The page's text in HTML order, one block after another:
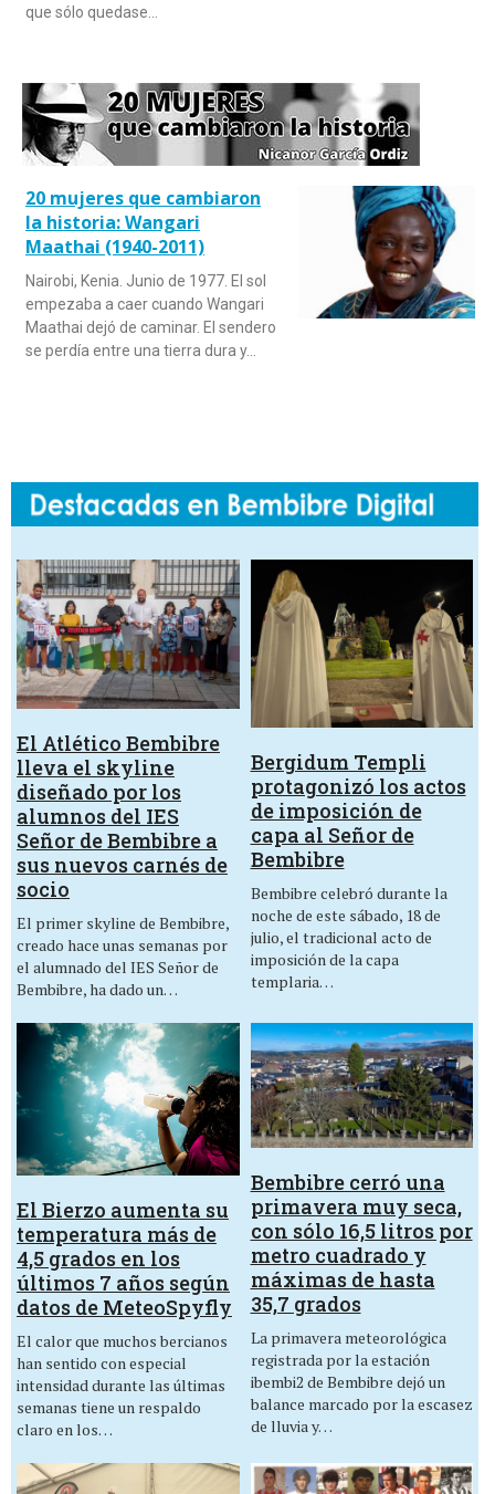
que sólo quedase…
20 mujeres que cambiaron
la historia: Wangari
Maathai (1940-2011)
Nairobi, Kenia. Junio de 1977. El sol
empezaba a caer cuando Wangari
Maathai dejó de caminar. El sendero
se perdía entre una tierra dura y…
El Atlético Bembibre
lleva el skyline
diseñado por los
alumnos del IES
Señor de Bembibre a
sus nuevos carnés de
socio
El primer skyline de Bembibre,
creado hace unas semanas por
el alumnado del IES Señor de
Bembibre, ha dado un…
Bergidum Templi
protagonizó los actos
de imposición de
capa al Señor de
Bembibre
Bembibre celebró durante la
noche de este sábado, 18 de
julio, el tradicional acto de
imposición de la capa
templaria…
El Bierzo aumenta su
temperatura más de
4,5 grados en los
últimos 7 años según
datos de MeteoSpyfly
El calor que muchos bercianos
han sentido con especial
intensidad durante las últimas
semanas tiene un respaldo
claro en los…
Bembibre cerró una
primavera muy seca,
con sólo 16,5 litros por
metro cuadrado y
máximas de hasta
35,7 grados
La primavera meteorológica
registrada por la estación
ibembi2 de Bembibre dejó un
balance marcado por la escasez
de lluvia y…